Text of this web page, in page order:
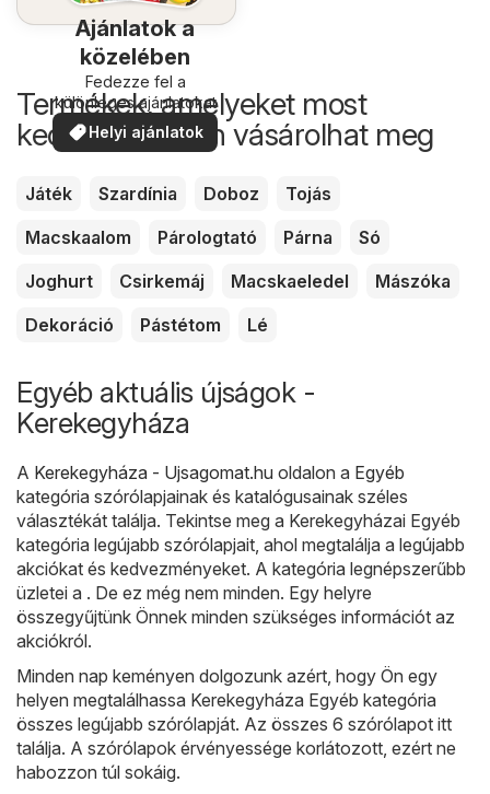
Ajánlatok a
közelében
Fedezze fel a
különleges ajánlatokat
Helyi ajánlatok
Termékek, amelyeket most
kedvezőbb áron vásárolhat meg
Játék Szardínia Doboz
Tojás
Macskaalom
Párologtató Párna
Só
Joghurt
Csirkemáj Macskaeledel
Mászóka
Dekoráció
Pástétom Lé
Egyéb aktuális újságok -
Kerekegyháza
A Kerekegyháza - Ujsagomat.hu oldalon a Egyéb
kategória szórólapjainak és katalógusainak széles
választékát találja. Tekintse meg a Kerekegyházai Egyéb
kategória legújabb szórólapjait, ahol megtalálja a legújabb
akciókat és kedvezményeket. A kategória legnépszerűbb
üzletei a . De ez még nem minden. Egy helyre
összegyűjtünk Önnek minden szükséges információt az
akciókról.
Minden nap keményen dolgozunk azért, hogy Ön egy
helyen megtalálhassa Kerekegyháza Egyéb kategória
összes legújabb szórólapját. Az összes 6 szórólapot itt
találja. A szórólapok érvényessége korlátozott, ezért ne
habozzon túl sokáig.